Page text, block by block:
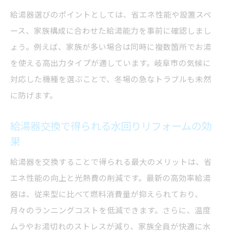
給湯器選びのポイントとしては、省エネ性能や設置スペ
ース、家族構成に合わせた給湯能力を事前に確認しまし
ょう。例えば、家族が多い場合は同時に複数箇所でお湯
を使える高出力タイプが適しています。岐阜市の気候に
対応した機種を選ぶことで、冬場の急なトラブルも未然
に防げます。
給湯器交換で得られる水回りリフォームの効
果
給湯器を交換することで得られる最大のメリットは、省
エネ性能の向上と光熱費の削減です。最新の高効率給湯
器は、従来型に比べて燃料消費量が抑えられており、
月々のランニングコストを低減できます。さらに、温度
ムラやお湯切れのストレスが減り、家族全員が快適に水